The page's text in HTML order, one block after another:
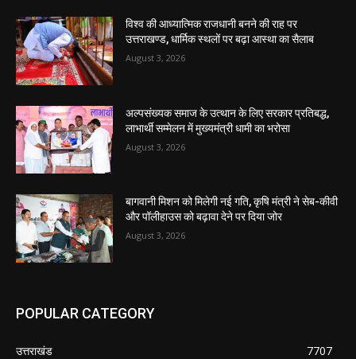
विश्व की आध्यात्मिक राजधानी बनने की राह पर
उत्तराखण्ड, धार्मिक स्थलों पर बढ़ा आस्था का सैलाब
August 3, 2026
अल्पसंख्यक समाज के उत्थान के लिए सरकार प्रतिबद्ध,
लाभार्थी सम्मेलन में मुख्यमंत्री धामी का भरोसा
August 3, 2026
बागवानी मिशन को मिलेगी नई गति, कृषि मंत्री ने सेब-कीवी
और पॉलीहाउस को बढ़ावा देने पर दिया जोर
August 3, 2026
POPULAR CATEGORY
उत्तराखंड
7707